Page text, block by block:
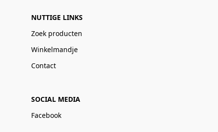
NUTTIGE LINKS
Zoek producten
Winkelmandje
Contact
SOCIAL MEDIA
Facebook